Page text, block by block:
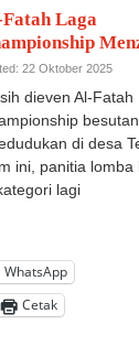
Laga
22 Oktober 2025
dieven Al-Fatah
di desa
ini, panitia lomba
lagi
WhatsApp
Cetak